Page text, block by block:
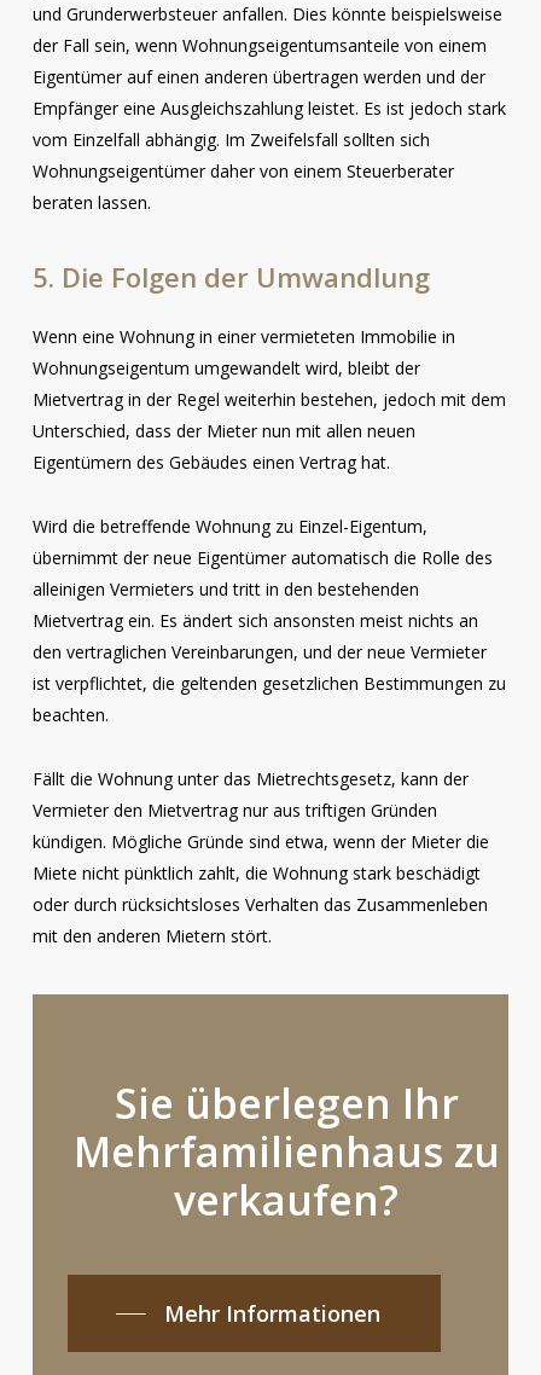
und Grunderwerbsteuer anfallen. Dies könnte beispielsweise
der Fall sein, wenn Wohnungseigentumsanteile von einem
Eigentümer auf einen anderen übertragen werden und der
Empfänger eine Ausgleichszahlung leistet. Es ist jedoch stark
vom Einzelfall abhängig. Im Zweifelsfall sollten sich
Wohnungseigentümer daher von einem Steuerberater
beraten lassen.
5. Die Folgen der Umwandlung
Wenn eine Wohnung in einer vermieteten Immobilie in
Wohnungseigentum umgewandelt wird, bleibt der
Mietvertrag in der Regel weiterhin bestehen, jedoch mit dem
Unterschied, dass der Mieter nun mit allen neuen
Eigentümern des Gebäudes einen Vertrag hat.
Wird die betreffende Wohnung zu Einzel-Eigentum,
übernimmt der neue Eigentümer automatisch die Rolle des
alleinigen Vermieters und tritt in den bestehenden
Mietvertrag ein. Es ändert sich ansonsten meist nichts an
den vertraglichen Vereinbarungen, und der neue Vermieter
ist verpflichtet, die geltenden gesetzlichen Bestimmungen zu
beachten.
Fällt die Wohnung unter das Mietrechtsgesetz, kann der
Vermieter den Mietvertrag nur aus triftigen Gründen
kündigen. Mögliche Gründe sind etwa, wenn der Mieter die
Miete nicht pünktlich zahlt, die Wohnung stark beschädigt
oder durch rücksichtsloses Verhalten das Zusammenleben
mit den anderen Mietern stört.
Sie überlegen Ihr
Mehrfamilienhaus zu
verkaufen?
Mehr Informationen